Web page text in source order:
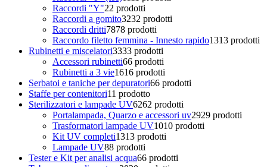
Raccordi "Y"22 prodotti
Raccordi a gomito3232 prodotti
Raccordi dritti7878 prodotti
Raccordo filetto femmina - Innesto rapido1313 prodotti
Rubinetti e miscelatori3333 prodotti
Accessori rubinetti66 prodotti
Rubinetti a 3 vie1616 prodotti
Serbatoi e taniche per depuratori66 prodotti
Staffe per contenitori11 prodotto
Sterilizzatori e lampade UV6262 prodotti
Portalampada, Quarzo e accessori uv2929 prodotti
Trasformatori lampade UV1010 prodotti
Kit UV completi1313 prodotti
Lampade UV88 prodotti
Tester e Kit per analisi acqua66 prodotti